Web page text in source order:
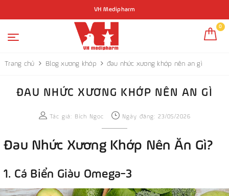
VH Medipharm
0
Trang chủ Blog xương khớp đau nhức xương khớp nên an gì
ĐAU NHỨC XƯƠNG KHỚP NÊN AN GÌ
Tác giả: Bích Ngọc Ngày đăng: 23/05/2026
Đau Nhức Xương Khớp Nên Ăn Gì?
1. Cá Biển Giàu Omega-3